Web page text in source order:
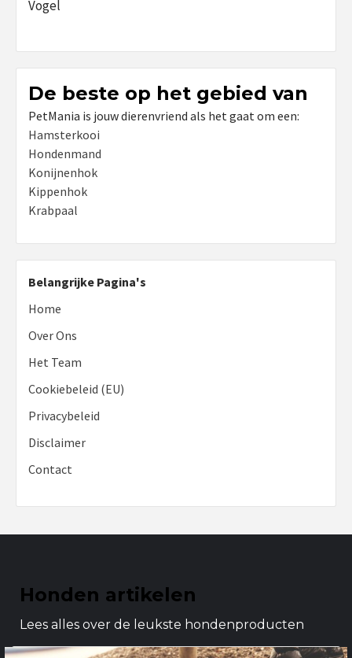
Vogel
De beste op het gebied van
PetMania is jouw dierenvriend als het gaat om een:
Hamsterkooi
Hondenmand
Konijnenhok
Kippenhok
Krabpaal
Belangrijke Pagina's
Home
Over Ons
Het Team
Cookiebeleid (EU)
Privacybeleid
Disclaimer
Contact
Honden artikelen
Lees alles over de leukste hondenproducten